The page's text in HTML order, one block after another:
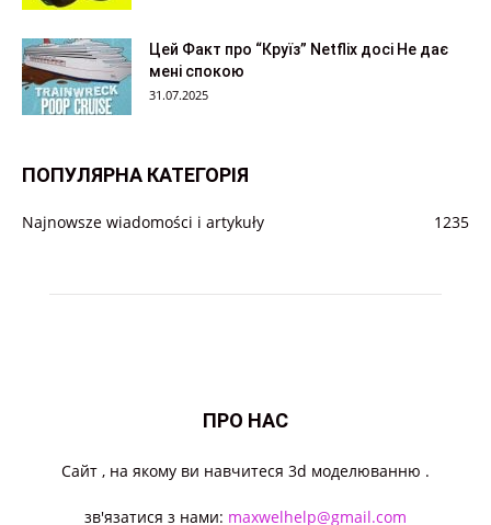
Цей Факт про “Круїз” Netflix досі Не дає
мені спокою
31.07.2025
ПОПУЛЯРНА КАТЕГОРІЯ
Najnowsze wiadomości i artykuły 1235
ПРО НАС
Cайт , на якому ви навчитеся 3d моделюванню .
зв'язатися з нами: maxwelhelp@gmail.com